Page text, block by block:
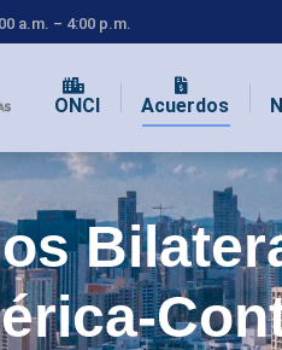
a.m. – 4:00 p.m.
ONCI Acuerdos